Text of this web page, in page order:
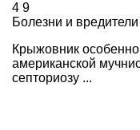
4 9
Болезни и
Крыжовник
американской
септориозу ...